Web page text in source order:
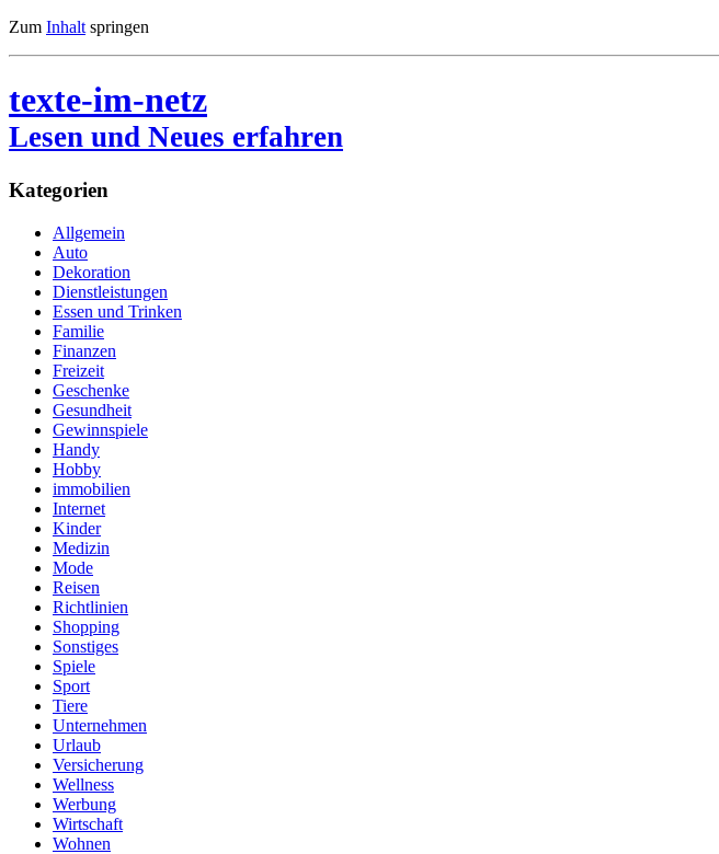
Zum Inhalt springen
texte-im-netz
Lesen und Neues erfahren
Kategorien
Allgemein
Auto
Dekoration
Dienstleistungen
Essen und Trinken
Familie
Finanzen
Freizeit
Geschenke
Gesundheit
Gewinnspiele
Handy
Hobby
immobilien
Internet
Kinder
Medizin
Mode
Reisen
Richtlinien
Shopping
Sonstiges
Spiele
Sport
Tiere
Unternehmen
Urlaub
Versicherung
Wellness
Werbung
Wirtschaft
Wohnen